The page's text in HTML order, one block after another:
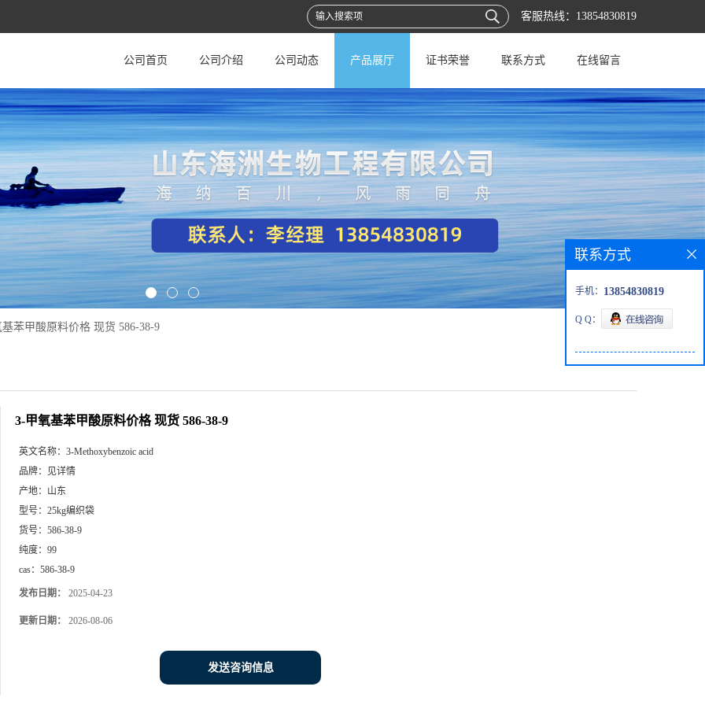
客服热线： 13854830819
公司首页 公司介绍 公司动态 产品展厅 证书荣誉 联系方式 在线留言
苯甲酸原料价格 现货 586-38-9
3-甲氧基苯甲酸原料价格 现货 586-38-9
英文名称： 3-Methoxybenzoic acid
品牌：
见详情
产地： 山东
型号： 25kg编织袋
货号： 586-38-9
纯度： 99
cas： 586-38-9
发布日期： 2025-04-23
更新日期： 2026-08-06
发送咨询信息
联系方式
手机： 13854830819
Q Q：